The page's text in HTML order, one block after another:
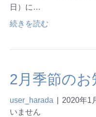
日）に…
続きを読む
2月季節のお
user_harada 2020年1
いません